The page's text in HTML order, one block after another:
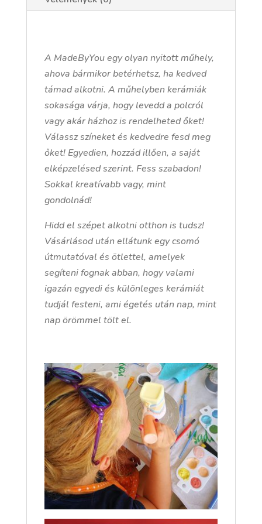
A MadeByYou egy olyan nyitott műhely,
ahova bármikor betérhetsz, ha kedved
támad alkotni. A műhelyben kerámiák
sokasága várja, hogy levedd a polcról
vagy akár házhoz is rendelheted őket!
Válassz színeket és kedvedre fesd meg
őket! Egyedien, hozzád illően, a saját
elképzelésed szerint. Fess szabadon!
Sokkal kreatívabb vagy, mint
gondolnád!
Hidd el szépet alkotni otthon is tudsz!
Vásárlásod után ellátunk egy csomó
útmutatóval és ötlettel, amelyek
segíteni fognak abban, hogy valami
igazán egyedi és különleges kerámiát
tudjál festeni, ami égetés után nap, mint
nap örömmel tölt el.